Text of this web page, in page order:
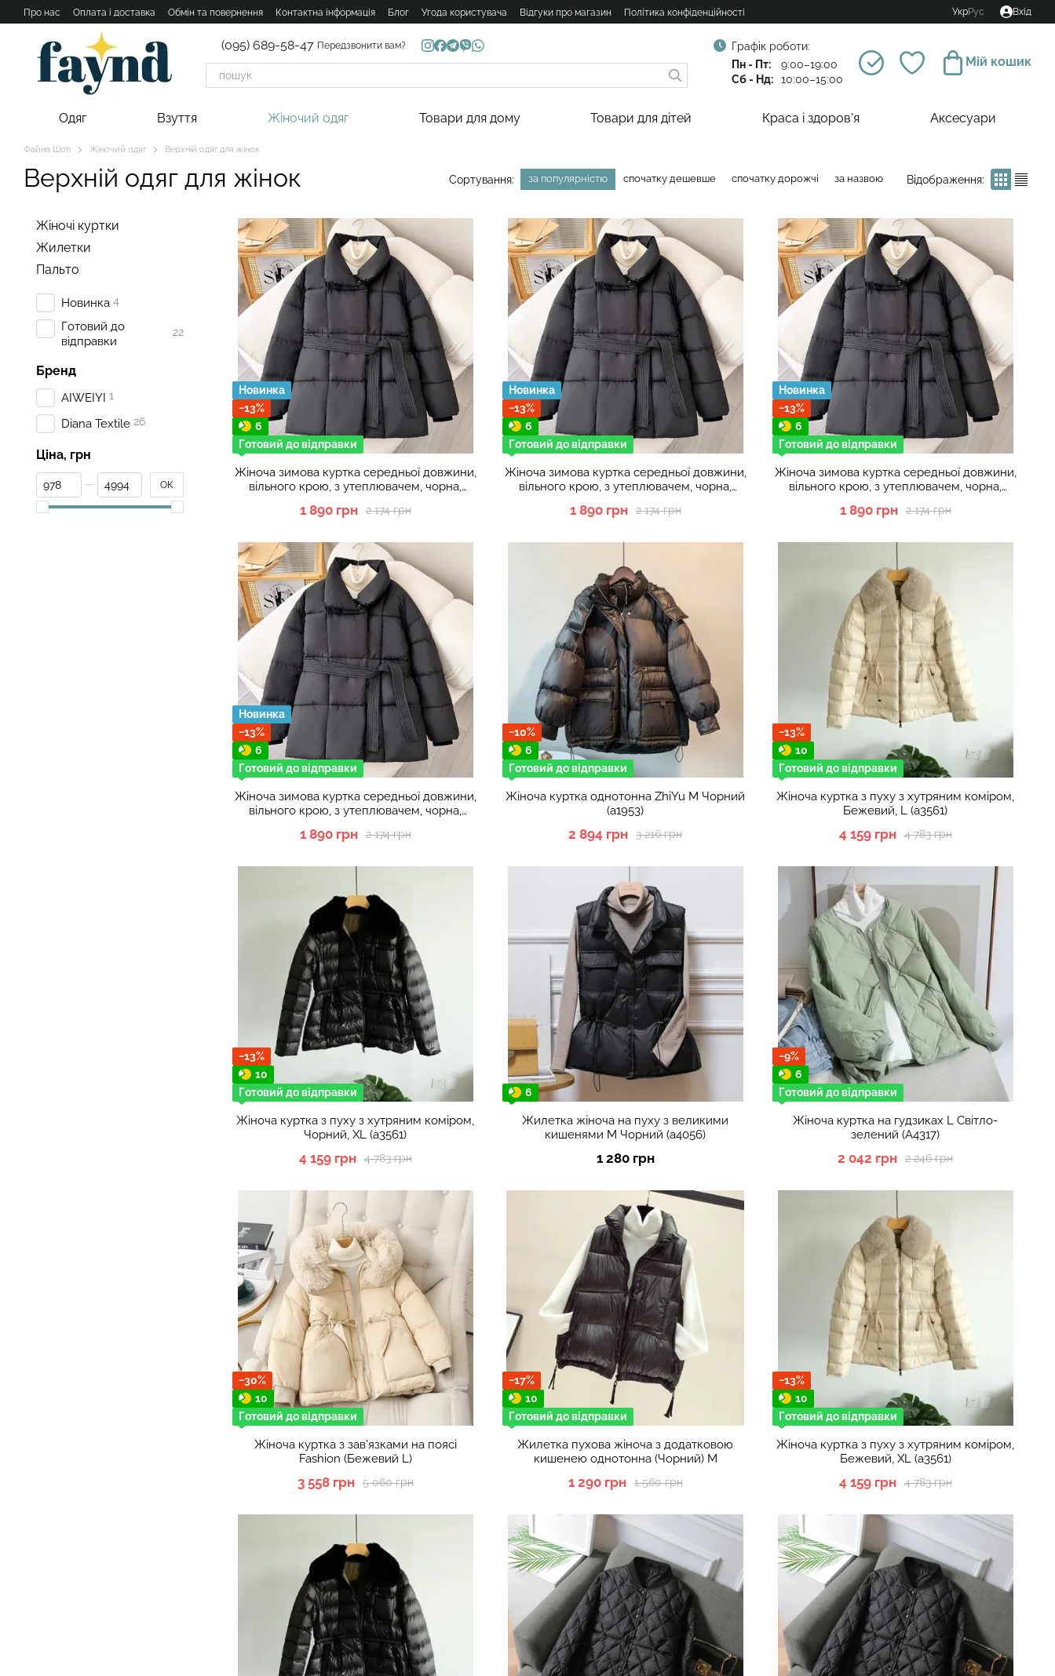
Перейти к основному контенту
Про нас Оплата і доставка Обмін та повернення Контактна інформація Блог Угода користувача Відгуки про магазин Політика конфіденційності УкрРус Вхід
(095) 689-58-47 Передзвонити вам?
Графік роботи:
Пн - Пт:
9:00–19:00
Сб - Нд:
10:00–15:00
Мій кошик
Одяг Взуття Жіночий одяг Товари для дому Товари для дітей Краса і здоров'я Аксесуари
Файна Шоп Жіночий одяг Верхній одяг для жінок
Верхній одяг для жінок Сортування: за популярністю спочатку дешевше спочатку дорожчі за назвою Відображення:
Новинка
−13%
6
Готовий до відправки
Жіноча зимова куртка середньої довжини,
вільного крою, з утеплювачем, чорна,
2 174 грн
1 890 грн
Новинка
−13%
6
Готовий до відправки
Жіноча зимова куртка середньої довжини,
вільного крою, з утеплювачем, чорна,
2 174 грн
1 890 грн
Новинка
−13%
6
Готовий до відправки
Жіноча зимова куртка середньої довжини,
вільного крою, з утеплювачем, чорна,
2 174 грн
1 890 грн
Новинка
−13%
6
Готовий до відправки
Жіноча зимова куртка середньої довжини,
вільного крою, з утеплювачем, чорна,
2 174 грн
1 890 грн
−10%
6
Готовий до відправки
Жіноча куртка однотонна ZhiYu M Чорний
(а1953)
3 216 грн
2 894 грн
−13%
10
Готовий до відправки
Жіноча куртка з пуху з хутряним коміром,
Бежевий, L (а3561)
4 783 грн
4 159 грн
−13%
10
Готовий до відправки
Жіноча куртка з пуху з хутряним коміром,
Чорний, XL (а3561)
4 783 грн
4 159 грн
6
Жилетка жіноча на пуху з великими
кишенями M Чорний (а4056)
1 280 грн
−9%
6
Готовий до відправки
Жіноча куртка на гудзиках L Світло-
зелений (А4317)
2 246 грн
2 042 грн
−30%
10
Готовий до відправки
Жіноча куртка з зав'язками на поясі
Fashion (Бежевий L)
5 060 грн
3 558 грн
−17%
10
Готовий до відправки
Жилетка пухова жіноча з додатковою
кишенею однотонна (Чорний) М
1 560 грн
1 290 грн
−13%
10
Готовий до відправки
Жіноча куртка з пуху з хутряним коміром,
Бежевий, XL (а3561)
4 783 грн
4 159 грн
Жіночі куртки
Жилетки
Пальто
Новинка 4
Готовий до
відправки
22
Бренд
AIWEIYI 1
Diana Textile 26
Ціна, грн
От Ціна, грн
До Ціна, грн ОК